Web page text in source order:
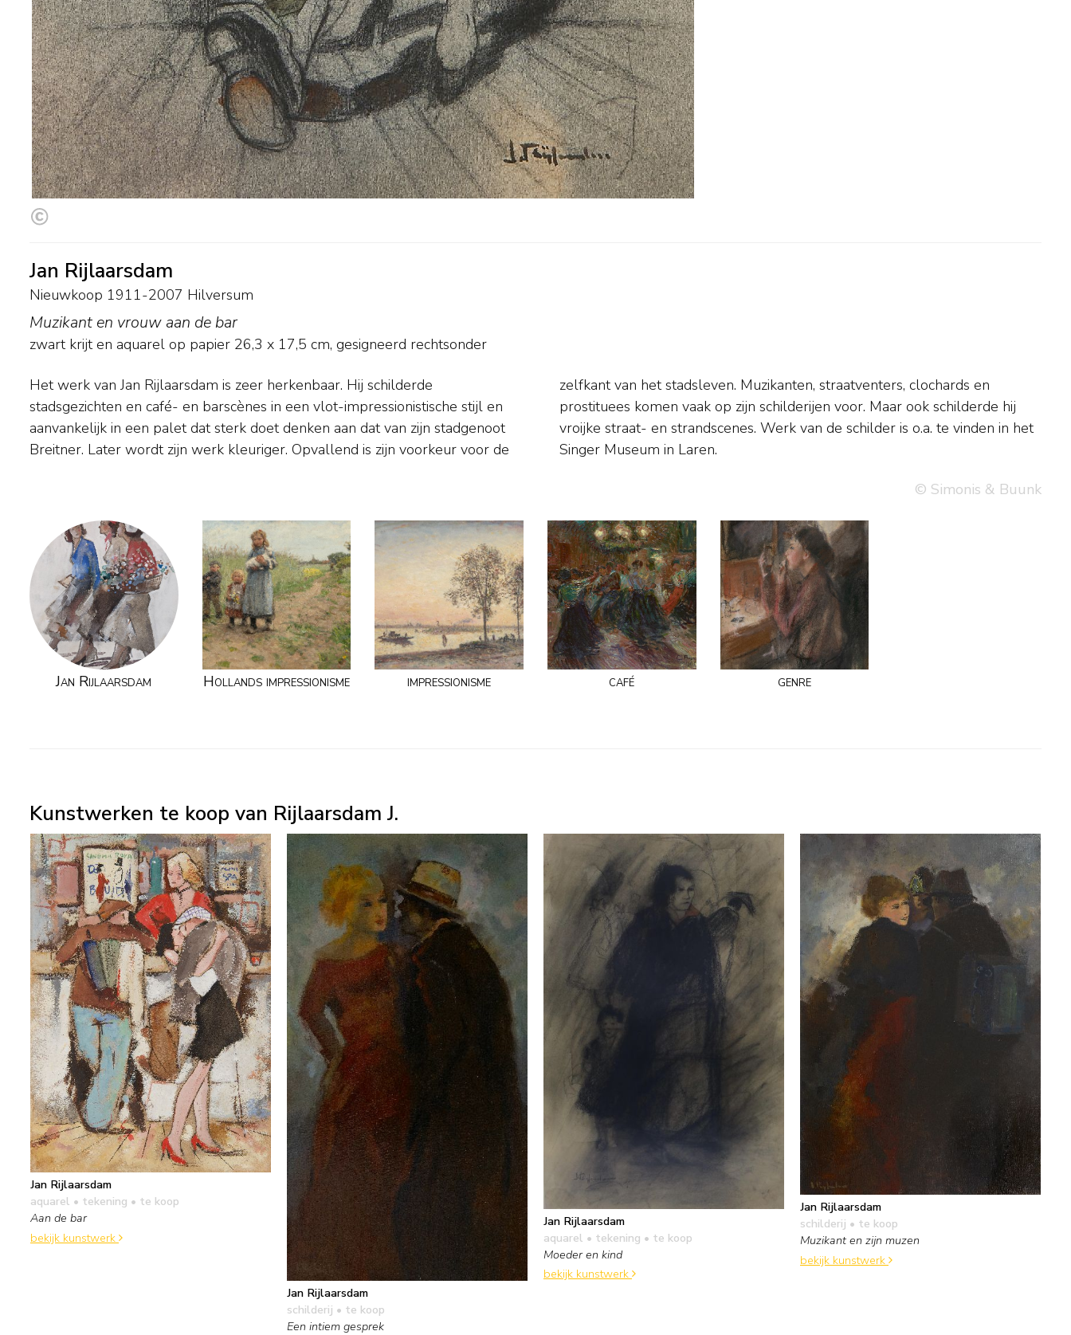
Jan Rijlaarsdam
Nieuwkoop 1911-2007 Hilversum
Muzikant en vrouw aan de bar
zwart krijt en aquarel op papier 26,3 x 17,5 cm, gesigneerd rechtsonder
Het werk van Jan Rijlaarsdam is zeer herkenbaar. Hij schilderde
stadsgezichten en café- en barscènes in een vlot-impressionistische stijl en
aanvankelijk in een palet dat sterk doet denken aan dat van zijn stadgenoot
Breitner. Later wordt zijn werk kleuriger. Opvallend is zijn voorkeur voor de
zelfkant van het stadsleven. Muzikanten, straatventers, clochards en
prostituees komen vaak op zijn schilderijen voor. Maar ook schilderde hij
vroijke straat- en strandscenes. Werk van de schilder is o.a. te vinden in het
Singer Museum in Laren.
© Simonis & Buunk
Jan Rijlaarsdam Hollands impressionisme impressionisme café genre
Kunstwerken te koop van Rijlaarsdam J.
Jan Rijlaarsdam
aquarel • tekening • te koop
Aan de bar
bekijk kunstwerk
Jan Rijlaarsdam
schilderij • te koop
Een intiem gesprek
Jan Rijlaarsdam
aquarel • tekening • te koop
Moeder en kind
bekijk kunstwerk
Jan Rijlaarsdam
schilderij • te koop
Muzikant en zijn muzen
bekijk kunstwerk